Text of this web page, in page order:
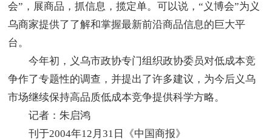
会”，展商品，抓信息，揽定单。可以说，“义博会”为义
乌商家提供了了解和掌握最新前沿商品信息的巨大平
台。
今年初，义乌市政协专门组织政协委员对低成本竞
争作了专题性的调查，并提出了许多建议，为今后义乌
市场继续保持高品质低成本竞争提供科学方略。
记者：朱启鸿
刊于2004年12月31日《中国商报》